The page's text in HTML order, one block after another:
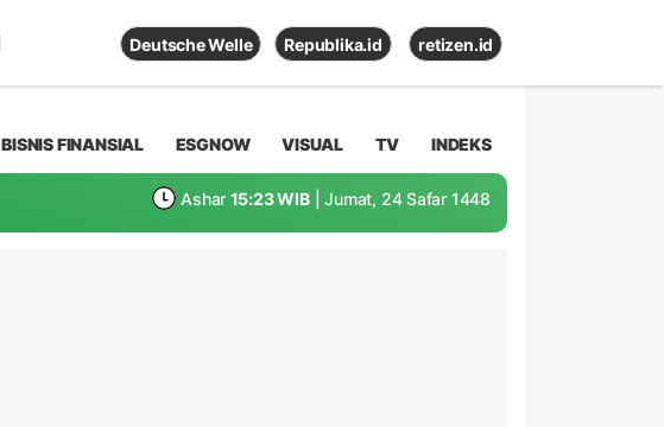
Deutsche Welle Republika.id retizen.id
BISNIS FINANSIAL ESGNOW VISUAL TV INDEKS
Ashar 15:23 WIB | Jumat, 24 Safar 1448